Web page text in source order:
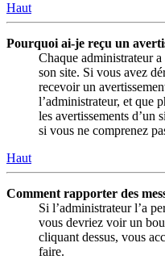
Haut
Pourquoi ai-je reçu un
Chaque administrateur
son site. Si vous avez
recevoir un
l’administrateur, et que
les avertissements d’un
si vous ne comprenez
Haut
Comment rapporter des
Si l’administrateur l’a
vous devriez voir un
cliquant dessus, vous
faire.